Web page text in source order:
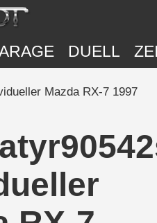
DUELL
Mazda RX-7 1997